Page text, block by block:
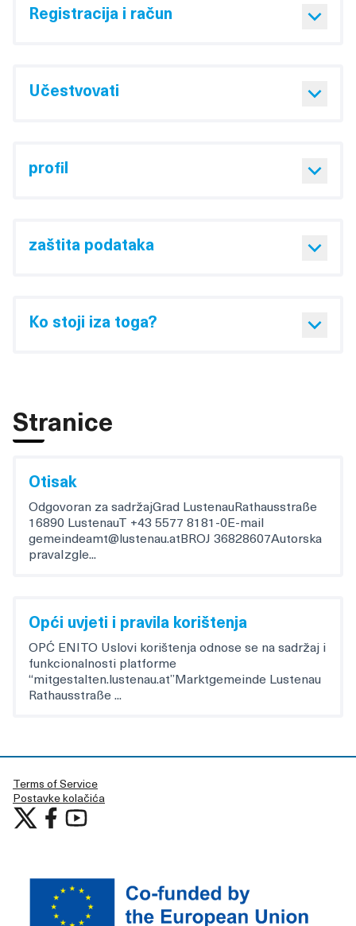
Registracija i račun
Učestvovati
profil
zaštita podataka
Ko stoji iza toga?
Stranice
Otisak
Odgovoran za sadržajGrad LustenauRathausstraße
16890 LustenauT +43 5577 8181-0E-mail
gemeindeamt@lustenau.atBROJ 36828607Autorska
pravaIzgle...
Opći uvjeti i pravila korištenja
OPĆ ENITO Uslovi korištenja odnose se na sadržaj i
funkcionalnosti platforme
“mitgestalten.lustenau.at”Marktgemeinde Lustenau
Rathausstraße ...
Terms of Service
Postavke kolačića
Učestvujte u Lustenau at X
Učestvujte u Lustenau na Facebooku
Učestvujte u Lustenau na YouTubu